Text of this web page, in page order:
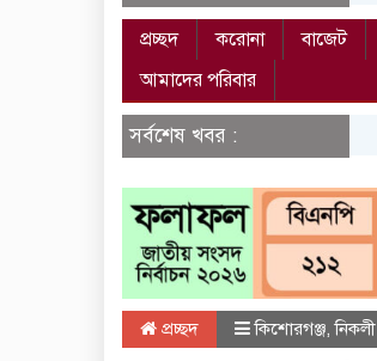
প্রচ্ছদ করোনা বাজেট
আমাদের পরিবার
সর্বশেষ খবর :
প্রচ্ছদ কিশোরগঞ্জ,নিকলী